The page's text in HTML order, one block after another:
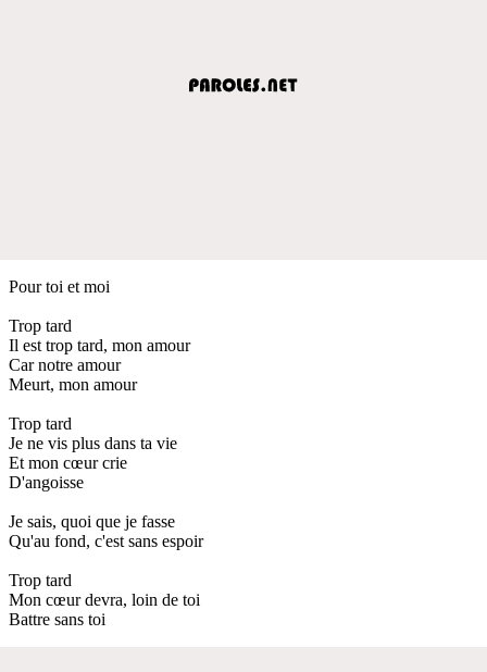
Pour toi et moi
Trop tard
Il est trop tard, mon amour
Car notre amour
Meurt, mon amour
Trop tard
Je ne vis plus dans ta vie
Et mon cœur crie
D'angoisse
Je sais, quoi que je fasse
Qu'au fond, c'est sans espoir
Trop tard
Mon cœur devra, loin de toi
Battre sans toi